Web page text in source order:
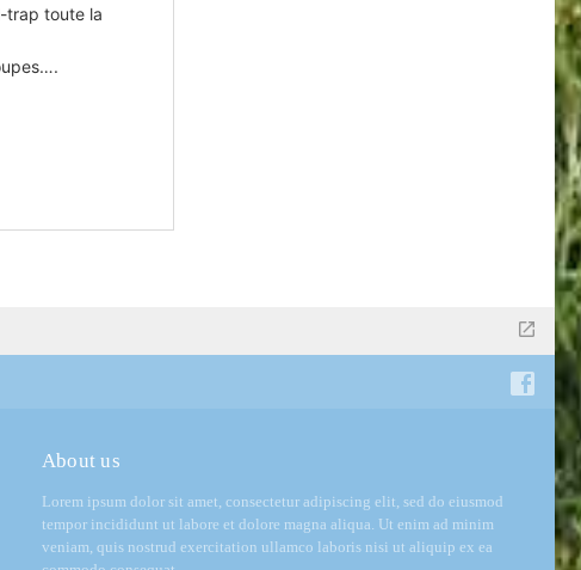
trap toute la
About us
Lorem ipsum dolor sit amet, consectetur adipiscing elit, sed do eiusmod
tempor incididunt ut labore et dolore magna aliqua. Ut enim ad minim
veniam, quis nostrud exercitation ullamco laboris nisi ut aliquip ex ea